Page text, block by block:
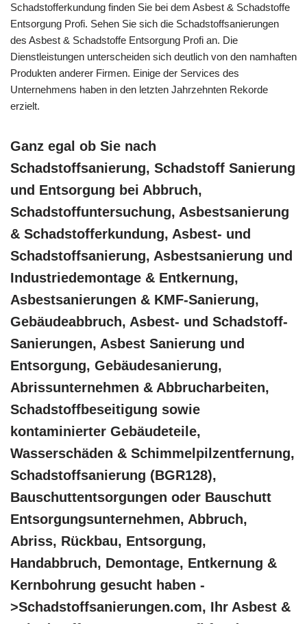
Schadstofferkundung finden Sie bei dem Asbest & Schadstoffe
Entsorgung Profi. Sehen Sie sich die Schadstoffsanierungen
des Asbest & Schadstoffe Entsorgung Profi an. Die
Dienstleistungen unterscheiden sich deutlich von den namhaften
Produkten anderer Firmen. Einige der Services des
Unternehmens haben in den letzten Jahrzehnten Rekorde
erzielt.
Ganz egal ob Sie nach
Schadstoffsanierung, Schadstoff Sanierung
und Entsorgung bei Abbruch,
Schadstoffuntersuchung, Asbestsanierung
& Schadstofferkundung, Asbest- und
Schadstoffsanierung, Asbestsanierung und
Industriedemontage & Entkernung,
Asbestsanierungen & KMF-Sanierung,
Gebäudeabbruch, Asbest- und Schadstoff-
Sanierungen, Asbest Sanierung und
Entsorgung, Gebäudesanierung,
Abrissunternehmen & Abbrucharbeiten,
Schadstoffbeseitigung sowie
kontaminierter Gebäudeteile,
Wasserschäden & Schimmelpilzentfernung,
Schadstoffsanierung (BGR128),
Bauschuttentsorgungen oder Bauschutt
Entsorgungsunternehmen, Abbruch,
Abriss, Rückbau, Entsorgung,
Handabbruch, Demontage, Entkernung &
Kernbohrung gesucht haben -
>Schadstoffsanierungen.com, Ihr Asbest &